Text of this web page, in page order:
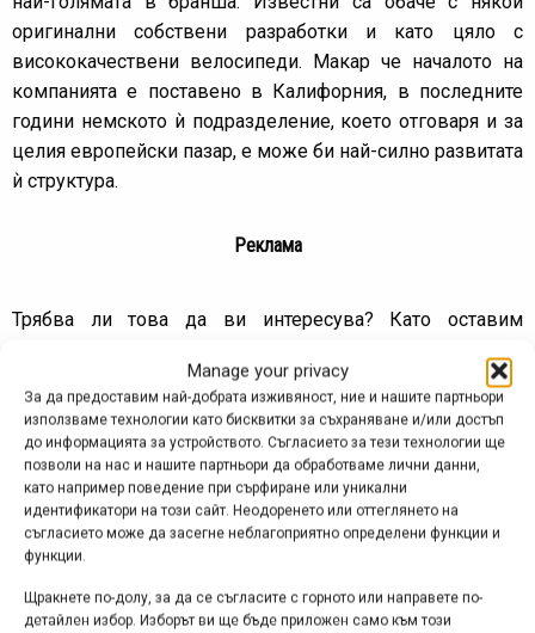
Manage your privacy
За да предоставим най-добрата изживяност, ние и нашите партньори
използваме технологии като бисквитки за съхраняване и/или достъп
до информацията за устройството. Съгласието за тези технологии ще
позволи на нас и нашите партньори да обработваме лични данни,
като например поведение при сърфиране или уникални
идентификатори на този сайт. Неодоренето или оттеглянето на
съгласието може да засегне неблагоприятно определени функции и
функции.
Щракнете по-долу, за да се съгласите с горното или направете по-
детайлен избор. Изборът ви ще бъде приложен само към този
оригинални собствени разработки и като цяло с
висококачествени велосипеди. Макар че началото на
компанията е поставено в Калифорния, в последните
години немското ѝ подразделение, което отговаря и за
целия европейски пазар, е може би най-силно развитата
ѝ структура.
Реклама
Трябва ли това да ви интересува? Като оставим
може да е първа крачка към сериозното навлизане на
Rossignol на пазара за велосипеди, а това вече е нещо,
което може да се усети и в България, доколкото
компанията е добре представена тук. В прес-
изявлението се намеква, че догодина Rossignol планира
да разработи линия за велосипеди със собствената си
марка, като вероятно ще използва по най-добрия начин
ноу-хауто от Felt, а отделно от това сигурно ще предлага
продуктите ѝ и в своята добре развита търговска